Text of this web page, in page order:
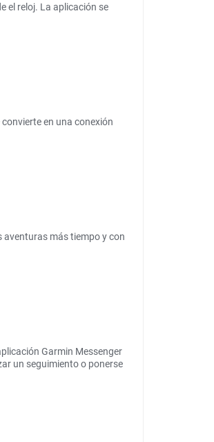
el reloj. La aplicación se
en una conexión
aventuras más tiempo y con
Garmin Messenger
un seguimiento o ponerse